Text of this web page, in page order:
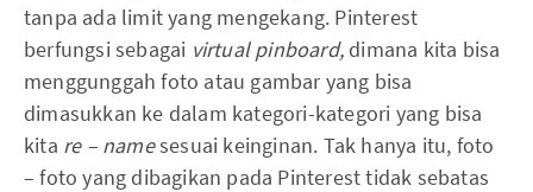
tanpa ada limit yang mengekang. Pinterest
berfungsi sebagai virtual pinboard,dimana kita bisa
menggunggah foto atau gambar yang bisa
dimasukkan ke dalam kategori-kategori yang bisa
kita re – namesesuai keinginan. Tak hanya itu, foto
– foto yang dibagikan pada Pinterest tidak sebatas